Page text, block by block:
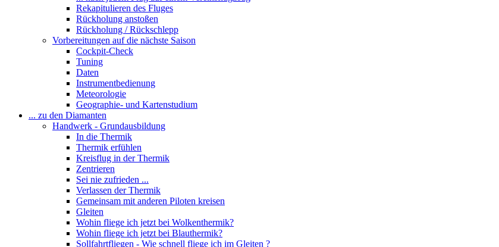
Rekapitulieren des Fluges
Rückholung anstoßen
Rückholung / Rückschlepp
Vorbereitungen auf die nächste Saison
Cockpit-Check
Tuning
Daten
Instrumentbedienung
Meteorologie
Geographie- und Kartenstudium
... zu den Diamanten
Handwerk - Grundausbildung
In die Thermik
Thermik erfühlen
Kreisflug in der Thermik
Zentrieren
Sei nie zufrieden ...
Verlassen der Thermik
Gemeinsam mit anderen Piloten kreisen
Gleiten
Wohin fliege ich jetzt bei Wolkenthermik?
Wohin fliege ich jetzt bei Blauthermik?
Sollfahrtfliegen - Wie schnell fliege ich im Gleiten ?